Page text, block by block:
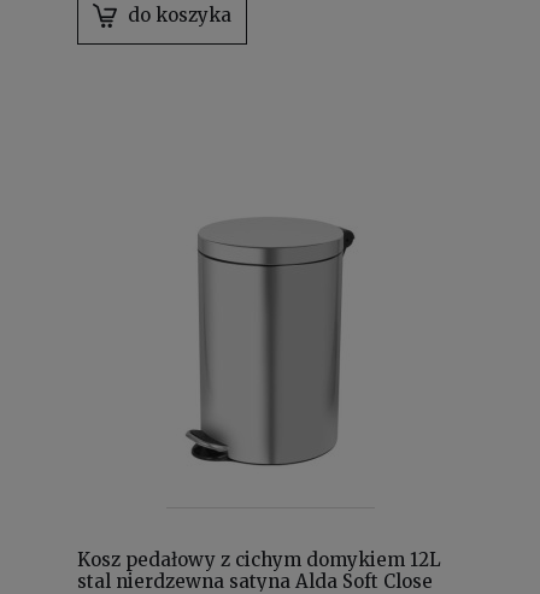
do koszyka
Kosz pedałowy z cichym domykiem 12L
stal nierdzewna satyna Alda Soft Close